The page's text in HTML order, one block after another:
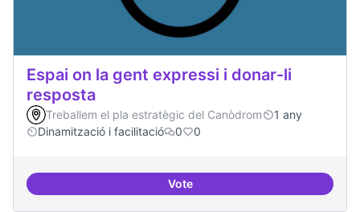
Espai on la gent expressi i donar-li
resposta
Treballem el pla estratègic del Canòdrom
1 any
Dinamització i facilitació
0 0
VoteEspai on la gent expressi i